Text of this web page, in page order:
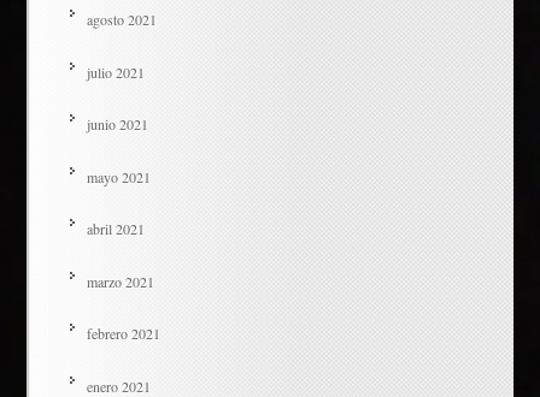
agosto 2021
julio 2021
junio 2021
mayo 2021
abril 2021
marzo 2021
febrero 2021
enero 2021